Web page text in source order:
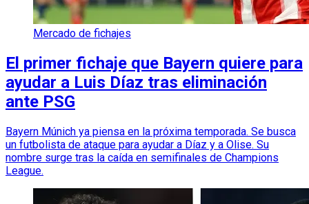
Mercado de fichajes
El primer fichaje que Bayern quiere para
ayudar a Luis Díaz tras eliminación
ante PSG
Bayern Múnich ya piensa en la próxima temporada. Se busca
un futbolista de ataque para ayudar a Díaz y a Olise. Su
nombre surge tras la caída en semifinales de Champions
League.